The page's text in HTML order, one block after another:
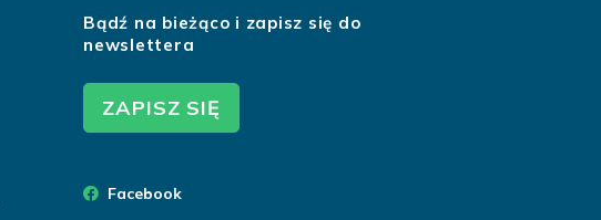
Bądź na bieżąco i zapisz się do
newslettera
ZAPISZ SIĘ
Facebook